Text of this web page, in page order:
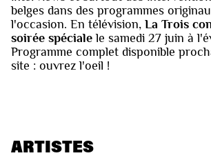
belges dans des programmes
l'occasion. En télévision, La Trois
soirée spéciale le samedi 27 juin à
Programme complet disponible
site : ouvrez l'oeil !
ARTISTES